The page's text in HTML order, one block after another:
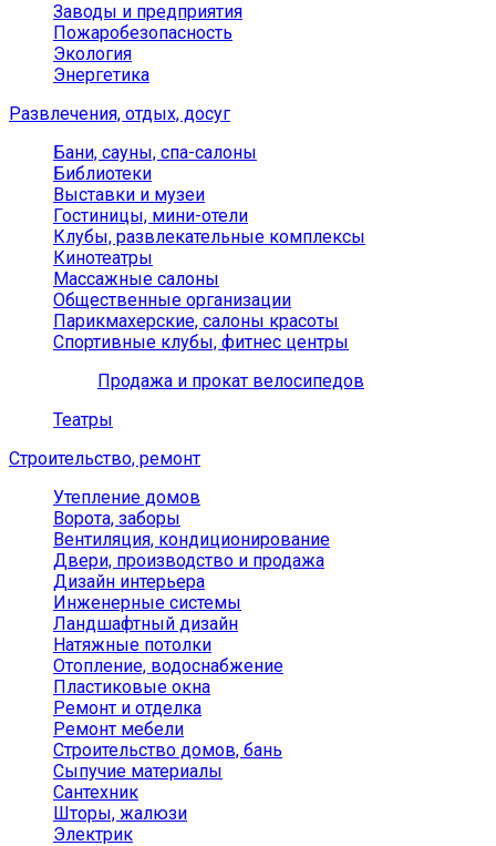
Заводы и предприятия
Пожаробезопасность
Экология
Энергетика
Развлечения, отдых, досуг
Бани, сауны, спа-салоны
Библиотеки
Выставки и музеи
Гостиницы, мини-отели
Клубы, развлекательные комплексы
Кинотеатры
Массажные салоны
Общественные организации
Парикмахерские, салоны красоты
Спортивные клубы, фитнес центры
Продажа и прокат велосипедов
Театры
Строительство, ремонт
Утепление домов
Ворота, заборы
Вентиляция, кондиционирование
Двери, производство и продажа
Дизайн интерьера
Инженерные системы
Ландшафтный дизайн
Натяжные потолки
Отопление, водоснабжение
Пластиковые окна
Ремонт и отделка
Ремонт мебели
Строительство домов, бань
Сыпучие материалы
Сантехник
Шторы, жалюзи
Электрик